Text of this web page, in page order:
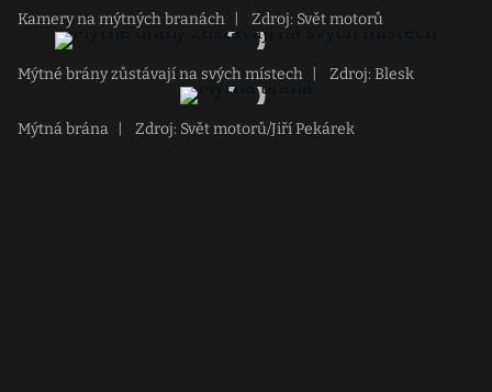
Kamery na mýtných branách Zdroj: Svět motorů
Mýtné brány zůstávají na svých místech Zdroj: Blesk
Mýtná brána Zdroj: Svět motorů/Jiří Pekárek